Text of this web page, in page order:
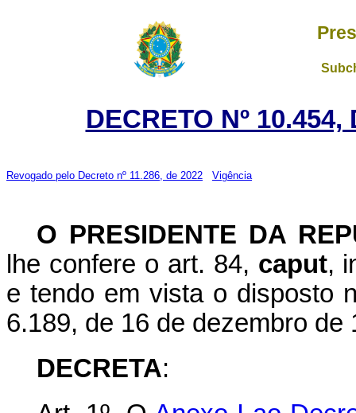
DECRETO Nº
Revogado pelo Decreto nº 11.286, de 2022 Vigência
O PRESIDENTE DA
lhe confere o art. 84, caput,
e tendo em vista o disposto
6.189, de 16 de dezembro de
DECRETA: